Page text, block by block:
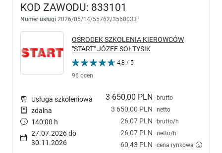
KOD ZAWODU: 833101
Numer usługi 2026/05/14/55762/3560033
OŚRODEK SZKOLENIA KIEROWCÓW
"START" JÓZEF SOŁTYSIK
4,8 / 5
96 ocen
3 650,00 PLN brutto
3 650,00 PLN netto
26,07 PLN brutto/h
26,07 PLN netto/h
60,43 PLN cena rynkowa
Usługa szkoleniowa
zdalna
140:00 h
27.07.2026 do
30.11.2026